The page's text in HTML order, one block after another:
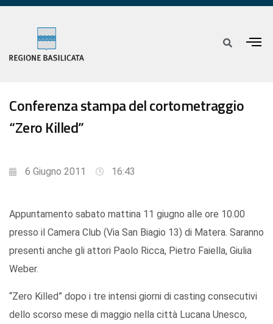
Conferenza stampa del cortometraggio
“Zero Killed”
6 Giugno 2011 16:43
Appuntamento sabato mattina 11 giugno alle ore 10.00
presso il Camera Club (Via San Biagio 13) di Matera. Saranno
presenti anche gli attori Paolo Ricca, Pietro Faiella, Giulia
Weber.
“Zero Killed” dopo i tre intensi giorni di casting consecutivi
dello scorso mese di maggio nella città Lucana Unesco,